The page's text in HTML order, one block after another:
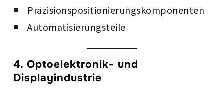
Präzisionspositionierungskomponenten
Automatisierungsteile
4. Optoelektronik- und
Displayindustrie